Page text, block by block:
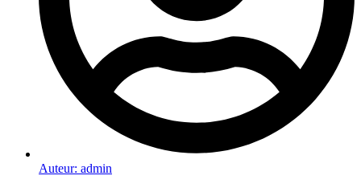
Auteur: admin